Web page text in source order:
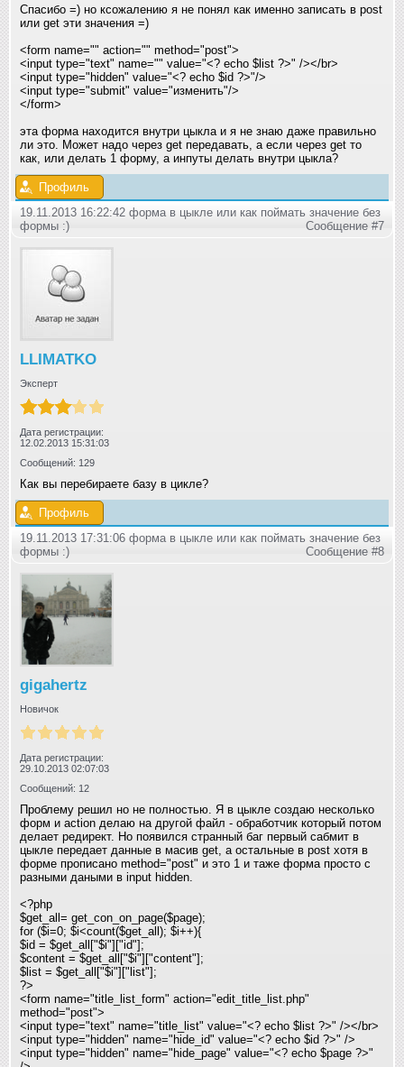
Спасибо =) но ксожалению я не понял как именно записать в post
или get эти значения =)
<form name="" action="" method="post">
<input type="text" name="" value="<? echo $list ?>" /></br>
<input type="hidden" value="<? echo $id ?>"/>
<input type="submit" value="изменить"/>
</form>
эта форма находится внутри цыкла и я не знаю даже правильно
ли это. Может надо через get передавать, а если через get то
как, или делать 1 форму, а инпуты делать внутри цыкла?
Профиль
19.11.2013 16:22:42 форма в цыкле или как поймать значение без
формы :)
Сообщение #7
LLIMATKO
Эксперт
Дата регистрации:
12.02.2013 15:31:03
Сообщений: 129
Как вы перебираете базу в цикле?
Профиль
19.11.2013 17:31:06 форма в цыкле или как поймать значение без
формы :)
Сообщение #8
gigahertz
Новичок
Дата регистрации:
29.10.2013 02:07:03
Сообщений: 12
Проблему решил но не полностью. Я в цыкле создаю несколько
форм и action делаю на другой файл - обработчик который потом
делает редирект. Но появился странный баг первый сабмит в
цыкле передает данные в масив get, а остальные в post хотя в
форме прописано method="post" и это 1 и таже форма просто с
разными даными в input hidden.
<?php
$get_all= get_con_on_page($page);
for ($i=0; $i<count($get_all); $i++){
$id = $get_all["$i"]["id"];
$content = $get_all["$i"]["content"];
$list = $get_all["$i"]["list"];
?>
<form name="title_list_form" action="edit_title_list.php"
method="post">
<input type="text" name="title_list" value="<? echo $list ?>" /></br>
<input type="hidden" name="hide_id" value="<? echo $id ?>" />
<input type="hidden" name="hide_page" value="<? echo $page ?>"